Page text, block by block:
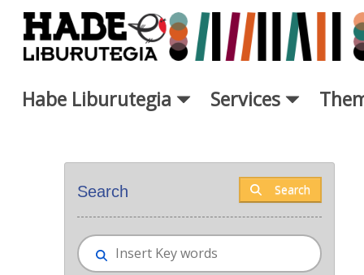
Skip to Main Content
Habe Liburutegia Services
Search Search